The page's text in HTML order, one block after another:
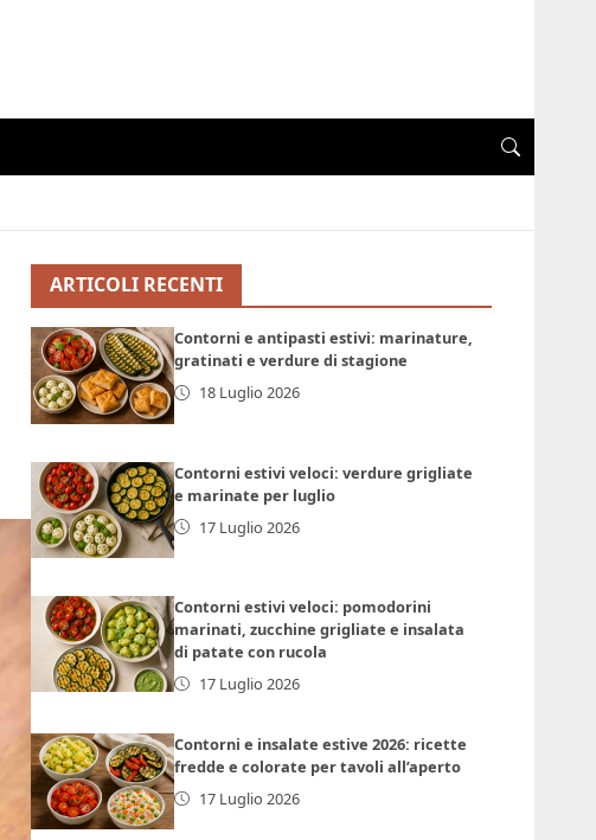
ARTICOLI RECENTI
Contorni e antipasti estivi: marinature,
gratinati e verdure di stagione
18 Luglio 2026
Contorni estivi veloci: verdure grigliate
e marinate per luglio
17 Luglio 2026
Contorni estivi veloci: pomodorini
marinati, zucchine grigliate e insalata
di patate con rucola
17 Luglio 2026
Contorni e insalate estive 2026: ricette
fredde e colorate per tavoli all’aperto
17 Luglio 2026